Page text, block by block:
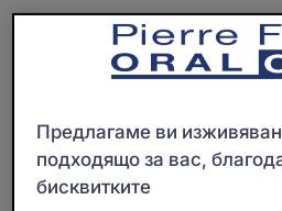
ELGYDIUM
KIDS
Гелообразна
зъби
за
защита
Предлагаме ви
подходящо за вас,
бисквитките